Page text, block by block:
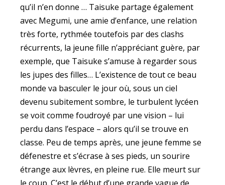
qu’il n’en donne … Taisuke partage également
avec Megumi, une amie d’enfance, une relation
très forte, rythmée toutefois par des clashs
récurrents, la jeune fille n’appréciant guère, par
exemple, que Taisuke s’amuse à regarder sous
les jupes des filles… L’existence de tout ce beau
monde va basculer le jour où, sous un ciel
devenu subitement sombre, le turbulent lycéen
se voit comme foudroyé par une vision – lui
perdu dans l’espace – alors qu’il se trouve en
classe. Peu de temps après, une jeune femme se
défenestre et s’écrase à ses pieds, un sourire
étrange aux lèvres, en pleine rue. Elle meurt sur